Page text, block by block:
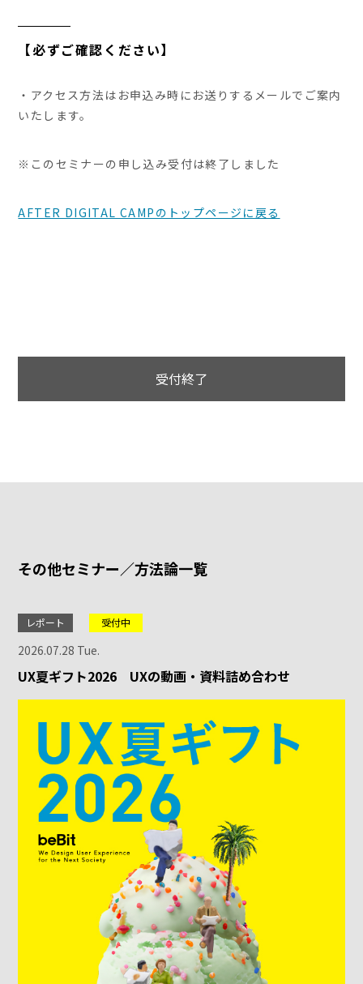
【必ずご確認ください】
・アクセス方法はお申込み時にお送りするメールでご案内
いたします。
※このセミナーの申し込み受付は終了しました
AFTER DIGITAL CAMPのトップページに戻る
受付終了
その他セミナー／方法論一覧
レポート 受付中
2026.07.28 Tue.
UX夏ギフト2026 UXの動画・資料詰め合わせ